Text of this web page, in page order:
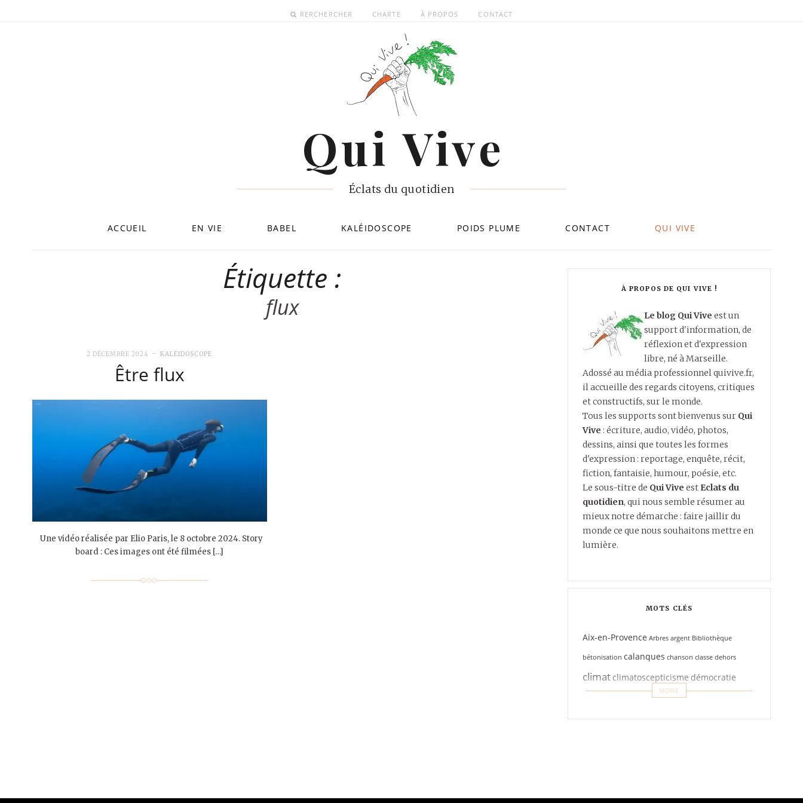
RERCHERCHER CHARTE À PROPOS CONTACT
Qui Vive
Éclats du quotidien
ACCUEIL EN VIE BABEL KALÉIDOSCOPE POIDS PLUME CONTACT QUI VIVE
Étiquette :
flux
2 DÉCEMBRE 2024 KALÉIDOSCOPE
Être flux
Une vidéo réalisée par Elio Paris, le 8 octobre 2024. Story
board : Ces images ont été filmées […]
À PROPOS DE QUI VIVE !
Le blog Qui Viveest un
support d'information, de
réflexion et d'expression
libre, né à Marseille.
Adossé au média professionnel quivive.fr,
il accueille des regards citoyens, critiques
et constructifs, sur le monde.
Tous les supports sont bienvenus sur Qui
Vive : écriture, audio, vidéo, photos,
dessins, ainsi que toutes les formes
d'expression : reportage, enquête, récit,
fiction, fantaisie, humour, poésie, etc.
Le sous-titre de Qui Vive est Eclats du
quotidien, qui nous semble résumer au
mieux notre démarche : faire jaillir du
monde ce que nous souhaitons mettre en
lumière.
MOTS CLÉS
Aix-en-Provence Arbres argent Bibliothèque
bétonisation calanques chanson classe dehors
climat climatoscepticisme démocratie
effleurement
MORE